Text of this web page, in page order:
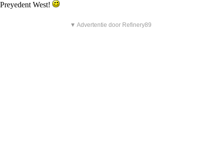
Preyedent West!
▼ Advertentie door Refinery89